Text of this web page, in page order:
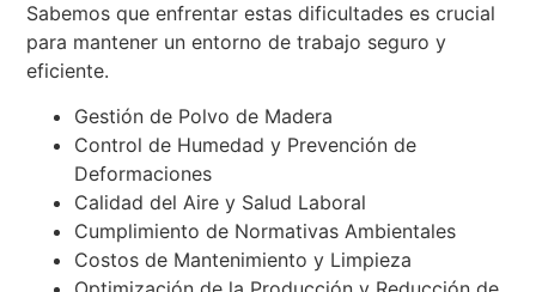
Sabemos que enfrentar estas dificultades es crucial
para mantener un entorno de trabajo seguro y
eficiente.
Gestión de Polvo de Madera
Control de Humedad y Prevención de
Deformaciones
Calidad del Aire y Salud Laboral
Cumplimiento de Normativas Ambientales
Costos de Mantenimiento y Limpieza